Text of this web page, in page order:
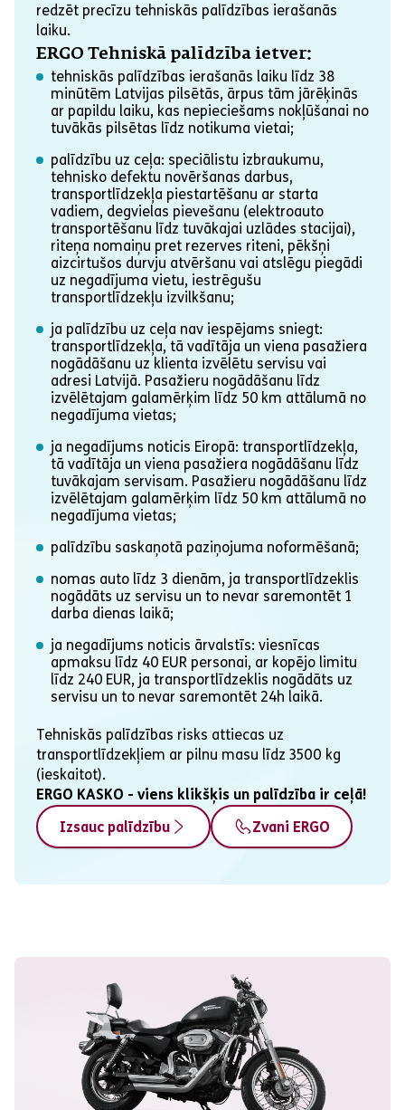
redzēt precīzu tehniskās palīdzības ierašanās
laiku.
ERGO Tehniskā palīdzība ietver:
tehniskās palīdzības ierašanās laiku līdz 38
minūtēm Latvijas pilsētās, ārpus tām jārēķinās
ar papildu laiku, kas nepieciešams nokļūšanai no
tuvākās pilsētas līdz notikuma vietai;
palīdzību uz ceļa: speciālistu izbraukumu,
tehnisko defektu novēršanas darbus,
transportlīdzekļa piestartēšanu ar starta
vadiem, degvielas pievešanu (elektroauto
transportēšanu līdz tuvākajai uzlādes stacijai),
riteņa nomaiņu pret rezerves riteni, pēkšņi
aizcirtušos durvju atvēršanu vai atslēgu piegādi
uz negadījuma vietu, iestrēgušu
transportlīdzekļu izvilkšanu;
ja palīdzību uz ceļa nav iespējams sniegt:
transportlīdzekļa, tā vadītāja un viena pasažiera
nogādāšanu uz klienta izvēlētu servisu vai
adresi Latvijā. Pasažieru nogādāšanu līdz
izvēlētajam galamērķim līdz 50 km attālumā no
negadījuma vietas;
ja negadījums noticis Eiropā: transportlīdzekļa,
tā vadītāja un viena pasažiera nogādāšanu līdz
tuvākajam servisam. Pasažieru nogādāšanu līdz
izvēlētajam galamērķim līdz 50 km attālumā no
negadījuma vietas;
palīdzību saskaņotā paziņojuma noformēšanā;
nomas auto līdz 3 dienām, ja transportlīdzeklis
nogādāts uz servisu un to nevar saremontēt 1
darba dienas laikā;
ja negadījums noticis ārvalstīs: viesnīcas
apmaksu līdz 40 EUR personai, ar kopējo limitu
līdz 240 EUR, ja transportlīdzeklis nogādāts uz
servisu un to nevar saremontēt 24h laikā.
Tehniskās palīdzības risks attiecas uz
transportlīdzekļiem ar pilnu masu līdz 3500 kg
(ieskaitot).
ERGO KASKO - viens klikšķis un palīdzība ir ceļā!
Izsauc palīdzību
Zvani ERGO